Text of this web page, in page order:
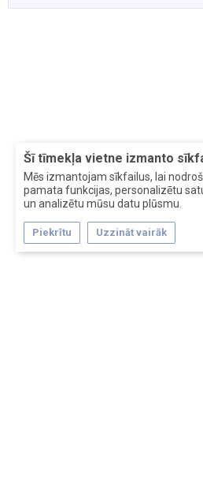
Šī tīmekļa vietne izmanto
Mēs izmantojam sīkfailus, lai
pamata funkcijas, personalizētu
un analizētu mūsu datu plūsmu.
Piekrītu Uzzināt vairāk